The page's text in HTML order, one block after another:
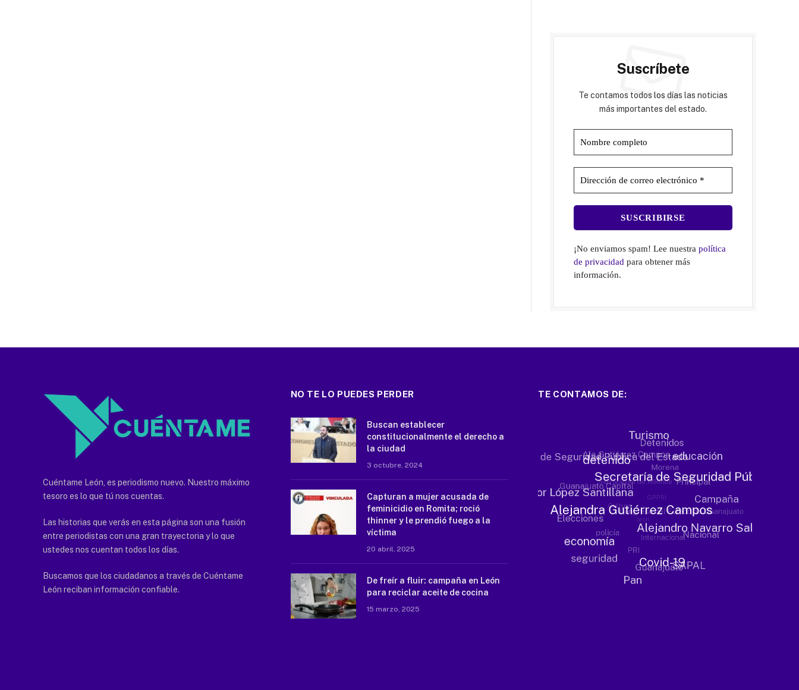
Suscríbete
Te contamos todos los días las noticias
más importantes del estado.
¡No enviamos spam! Lee nuestrapolítica
de privacidad para obtener más
información.
Cuéntame León, es periodismo nuevo. Nuestro máximo
tesoro es lo que tú nos cuentas.
Las historias que verás en esta página son una fusión
entre periodistas con una gran trayectoria y lo que
ustedes nos cuentan todos los días.
Buscamos que los ciudadanos a través de Cuéntame
León reciban información confiable.
NO TE LO PUEDES PERDER
Buscan establecer
constitucionalmente el derecho a
la ciudad
3 octubre, 2024
Capturan a mujer acusada de
feminicidio en Romita; roció
thinner y le prendió fuego a la
víctima
20 abril, 2025
De freír a fluir: campaña en León
para reciclar aceite de cocina
15 marzo, 2025
TE CONTAMOS DE: